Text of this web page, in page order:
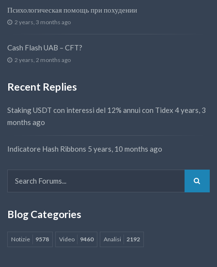
Психологическая помощь при похудении
2 years, 3 months ago
Cash Flash UAB – CFT?
2 years, 2 months ago
Recent Replies
Staking USDT con interessi del 12% annui con Tidex 4 years, 3
months ago
Indicatore Hash Ribbons 5 years, 10 months ago
Blog Categories
Notizie 9578 Video 9460 Analisi 2192